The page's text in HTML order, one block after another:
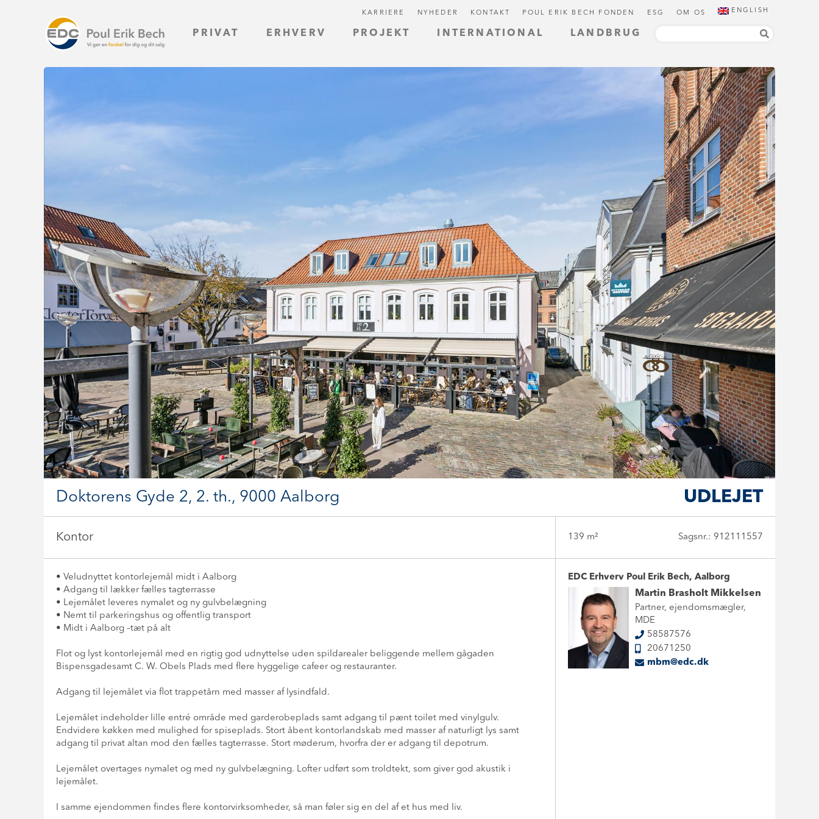
PRIVAT ERHVERV PROJEKT INTERNATIONAL LANDBRUG
KARRIERE NYHEDER KONTAKT POUL ERIK BECH FONDEN ESG OM OS ENGLISH
UDLEJET
Doktorens Gyde 2, 2. th., 9000 Aalborg
Kontor 139 m² Sagsnr.: 912111557
• Veludnyttet kontorlejemål midt i Aalborg
• Adgang til lækker fælles tagterrasse
• Lejemålet leveres nymalet og ny gulvbelægning
• Nemt til parkeringshus og offentlig transport
• Midt i Aalborg –tæt på alt
Flot og lyst kontorlejemål med en rigtig god udnyttelse uden spildarealer beliggende mellem gågaden
Bispensgadesamt C. W. Obels Plads med flere hyggelige cafeer og restauranter.
Adgang til lejemålet via flot trappetårn med masser af lysindfald.
Lejemålet indeholder lille entré område med garderobeplads samt adgang til pænt toilet med vinylgulv.
Endvidere køkken med mulighed for spiseplads. Stort åbent kontorlandskab med masser af naturligt lys samt
adgang til privat altan mod den fælles tagterrasse. Stort møderum, hvorfra der er adgang til depotrum.
Lejemålet overtages nymalet og med ny gulvbelægning. Lofter udført som troldtekt, som giver god akustik i
lejemålet.
I samme ejendommen findes flere kontorvirksomheder, så man føler sig en del af et hus med liv.
EDC Erhverv Poul Erik Bech, Aalborg
Martin Brasholt Mikkelsen
Partner, ejendomsmægler,
MDE
58587576
20671250
mbm@edc.dk